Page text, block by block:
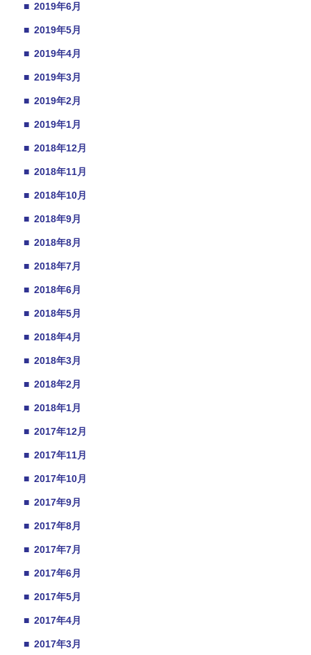
■ 2019年6月
■ 2019年5月
■ 2019年4月
■ 2019年3月
■ 2019年2月
■ 2019年1月
■ 2018年12月
■ 2018年11月
■ 2018年10月
■ 2018年9月
■ 2018年8月
■ 2018年7月
■ 2018年6月
■ 2018年5月
■ 2018年4月
■ 2018年3月
■ 2018年2月
■ 2018年1月
■ 2017年12月
■ 2017年11月
■ 2017年10月
■ 2017年9月
■ 2017年8月
■ 2017年7月
■ 2017年6月
■ 2017年5月
■ 2017年4月
■ 2017年3月